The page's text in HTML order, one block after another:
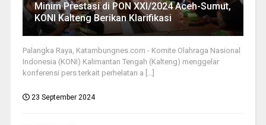
Minim Prestasi di PON XXI/2024 Aceh-Sumut,
KONI Kalteng Berikan Klarifikasi
Palangka Raya, Katambungnes.com - Komite Olahraga Nasional
Indonesia (KONI) Kalimantan Tengah (Kalteng) menggelar
konferensi pers terkait perhelatan a [...]
23 September 2024